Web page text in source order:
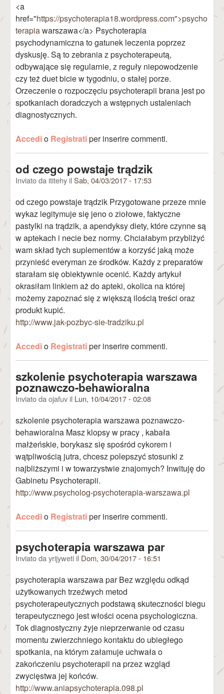
<a
href="https://psychoterapia18.wordpress.com">psycho
terapiawarszawa</a> Psychoterapia
psychodynamiczna to gatunek leczenia poprzez
dyskusję. Są to zebrania z psychoterapeutą,
odbywające się regularnie, z reguły niepowodzenie
czy też duet bicie w tygodniu, o stałej porze.
Orzeczenie o rozpoczęciu psychoterapii brana jest po
spotkaniach doradczych a wstępnych ustaleniach
diagnostycznych.
Accedio Registratiper inserire commenti.
od czego powstaje trądzik
Inviato da ititehy ilSab, 04/03/2017 - 17:53
od czego powstaje trądzik Przygotowane przeze mnie
wykaz legitymuje się jeno o ziołowe, faktyczne
pastylki na trądzik, a apendyksy diety, które czynne są
w aptekach i necie bez normy. Chciałabym przybliżyć
wam skład tych suplementów a korzyść jaką może
przynieść everyman ze środków. Każdy z preparatów
starałam się obiektywnie ocenić. Każdy artykuł
okrasiłam linkiem aż do apteki, okolica na której
możemy zapoznać się z większą ilością treści oraz
produkt kupić.
http://www.jak-pozbyc-sie-tradziku.pl
Accedio Registratiper inserire commenti.
szkolenie psychoterapia warszawa
poznawczo-behawioralna
Inviato daojafuv il Lun, 10/04/2017 - 02:08
szkolenie psychoterapia warszawa poznawczo-
behawioralna Masz klopsy w pracy , kabała
małżeńskie, borykasz się spośród cykorem i
wątpliwością jutra, chcesz polepszyć stosunki z
najbliższymi i w towarzystwie znajomych? Inwituję do
Gabinetu Psychoterapii.
http://www.psycholog-psychoterapia-warszawa.pl
Accedio Registratiper inserire commenti.
psychoterapia warszawa par
Inviato dayrijyweti il Dom, 30/04/2017 - 16:51
psychoterapia warszawa par Bez względu odkąd
użytkowanych trzeźwych metod
psychoterapeutycznych podstawą skuteczności biegu
terapeutycznego jest włości ocena psychologiczna.
Tok diagnostyczny żyje nieprzerwanie od czasu
momentu zwierzchniego kontaktu do ubiegłego
spotkania, na którym załamuje uchwała o
zakończeniu psychoterapii na przez wzgląd
zwycięstwa jej końców.
http://www.aniapsychoterapia.098.pl